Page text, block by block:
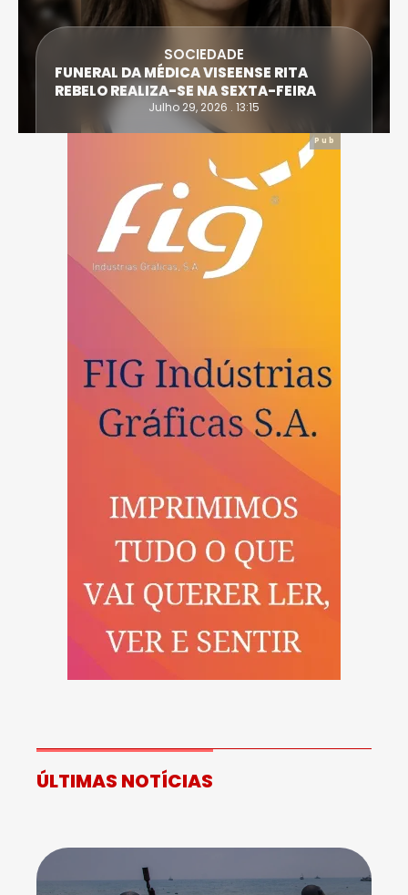
SOCIEDADE
FUNERAL DA MÉDICA VISEENSE RITA
REBELO REALIZA-SE NA SEXTA-FEIRA
Julho 29, 2026 . 13:15
Pub
ÚLTIMAS NOTÍCIAS